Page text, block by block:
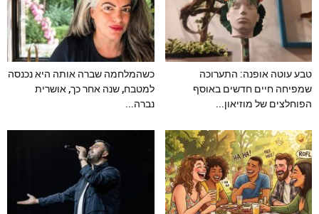
טבע עוטה אופנה: התערוכה
שמפיחה חיים חדשים באוסף
הפוחלצים של מוזיאון...
כשהמלחמה שברה אותה היא נכנסה
למטבח, שנה אחר כך, אושרית
נברה...